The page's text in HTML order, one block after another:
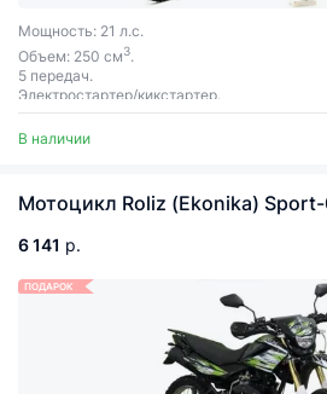
Мощность: 21 л.с.
Объем: 250 см3.
5 передач.
Электростартер/кикстартер.
В наличии
Мотоцикл Roliz (Ekonika)
6 141 р.
ПОДАРОК